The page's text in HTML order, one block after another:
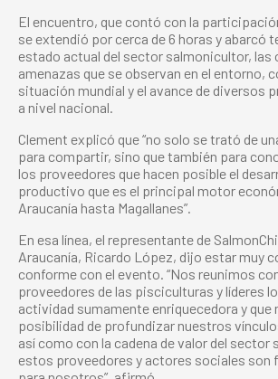
El encuentro, que contó con la
se extendió por cerca de 6 horas y abarcó
estado actual del sector salmonicultor, las
amenazas que se observan en el entorno,
situación mundial y el avance de diversos
a nivel nacional.
Clement explicó que “no solo se trató de
para compartir, sino que también para
los proveedores que hacen posible el
productivo que es el principal motor
Araucanía hasta Magallanes”.
En esa línea, el representante de
Araucanía, Ricardo López, dijo estar muy
conforme con el evento. “Nos reunimos
proveedores de las pisciculturas y líderes
actividad sumamente enriquecedora y que
posibilidad de profundizar nuestros
así como con la cadena de valor del sector
estos proveedores y actores sociales son